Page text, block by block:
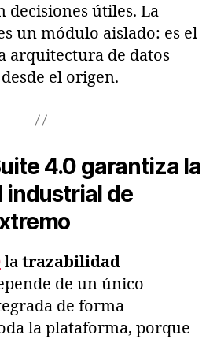
decisiones útiles. La
un módulo aislado: es el
arquitectura de datos
el origen.
4.0 garantiza la
de
la trazabilidad
de un único
de forma
la plataforma, porque